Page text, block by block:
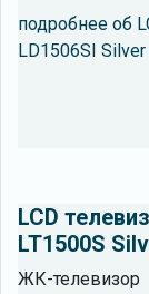
подробнее об
LD1506SI Silver
LCD
LT1500S
ЖК-